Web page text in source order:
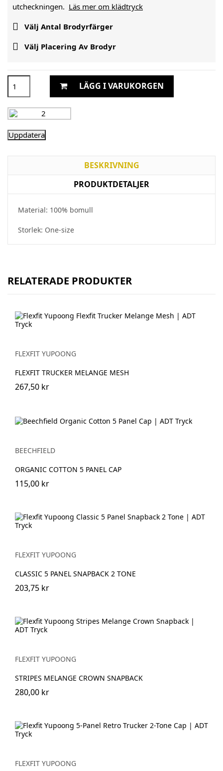
utcheckningen. Läs mer om klädtryck
 Välj Antal Brodyrfärger
 Välj Placering Av Brodyr
LÄGG I VARUKORGEN
BESKRIVNING
PRODUKTDETALJER
Material: 100% bomull
Storlek: One-size
RELATERADE PRODUKTER
FLEXFIT YUPOONG
FLEXFIT TRUCKER MELANGE MESH
267,50 kr
BEECHFIELD
ORGANIC COTTON 5 PANEL CAP
115,00 kr
FLEXFIT YUPOONG
CLASSIC 5 PANEL SNAPBACK 2 TONE
203,75 kr
FLEXFIT YUPOONG
STRIPES MELANGE CROWN SNAPBACK
280,00 kr
FLEXFIT YUPOONG